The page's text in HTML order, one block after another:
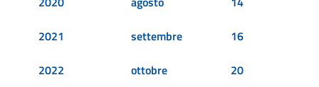
2021
2022
settembre
ottobre
16
20